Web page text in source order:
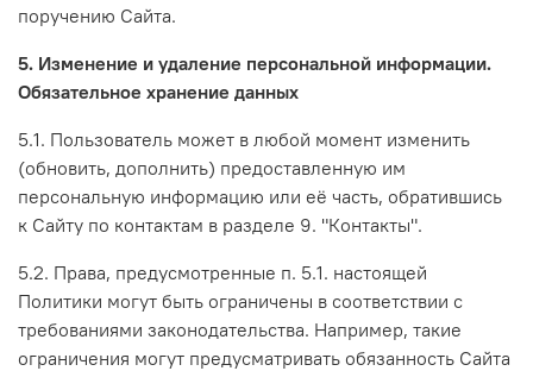
поручению Сайта.
5. Изменение и удаление персональной информации.
Обязательное хранение данных
5.1. Пользователь может в любой момент изменить
(обновить, дополнить) предоставленную им
персональную информацию или её часть, обратившись
к Сайту по контактам в разделе 9. "Контакты".
5.2. Права, предусмотренные п. 5.1. настоящей
Политики могут быть ограничены в соответствии с
требованиями законодательства. Например, такие
ограничения могут предусматривать обязанность Сайта